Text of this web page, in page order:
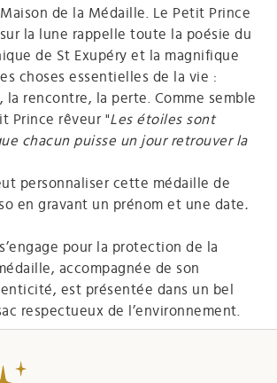
de la Médaille. Le Petit Prince
la lune rappelle toute la poésie du
de St Exupéry et la magnifique
choses essentielles de la vie :
la rencontre, la perte. Comme semble
Prince rêveur "Les étoiles sont
chacun puisse un jour retrouver la
personnaliser cette médaille de
en gravant un prénom et une date.
pour la protection de la
accompagnée de son
est présentée dans un bel
respectueux de l’environnement.